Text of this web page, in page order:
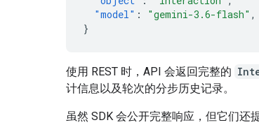
"model" : "gemini-3.6-flash" ,
}
使用 REST 时，API 会返回完整的
计信息以及轮次的分步历史记录。
虽然 SDK 会公开完整响应，但它们还